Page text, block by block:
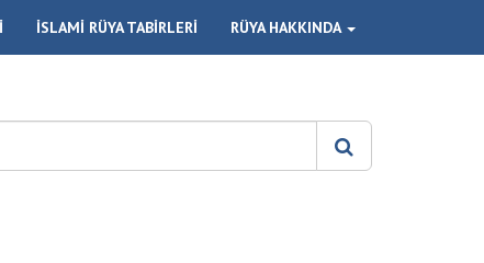
İSLAMİ RÜYA TABİRLERİ RÜYA HAKKINDA